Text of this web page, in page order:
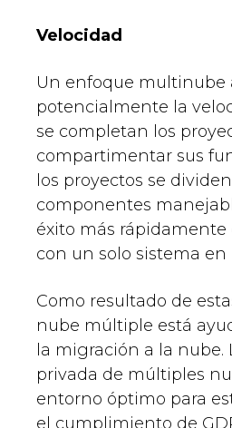
Velocidad
Un enfoque multinube
potencialmente la
se completan los
compartimentar sus
los proyectos se
componentes
éxito más
con un solo sistema en
Como resultado de
nube múltiple está
la migración a la nube.
privada de múltiples
entorno óptimo para
el cumplimiento de